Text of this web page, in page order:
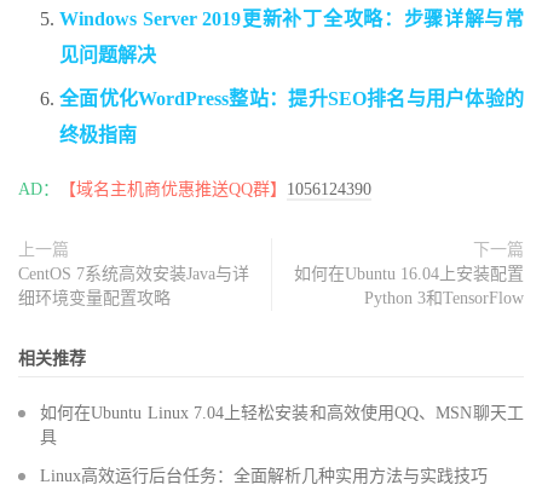
Windows Server 2019更新补丁全攻略：步骤详解与常
见问题解决
全面优化WordPress整站：提升SEO排名与用户体验的
终极指南
AD： 【域名主机商优惠推送QQ群】 1056124390
上一篇
CentOS 7系统高效安装Java与详
细环境变量配置攻略
下一篇
如何在Ubuntu 16.04上安装配置
Python 3和TensorFlow
相关推荐
如何在Ubuntu Linux 7.04上轻松安装和高效使用QQ、MSN聊天工
具
Linux高效运行后台任务：全面解析几种实用方法与实践技巧